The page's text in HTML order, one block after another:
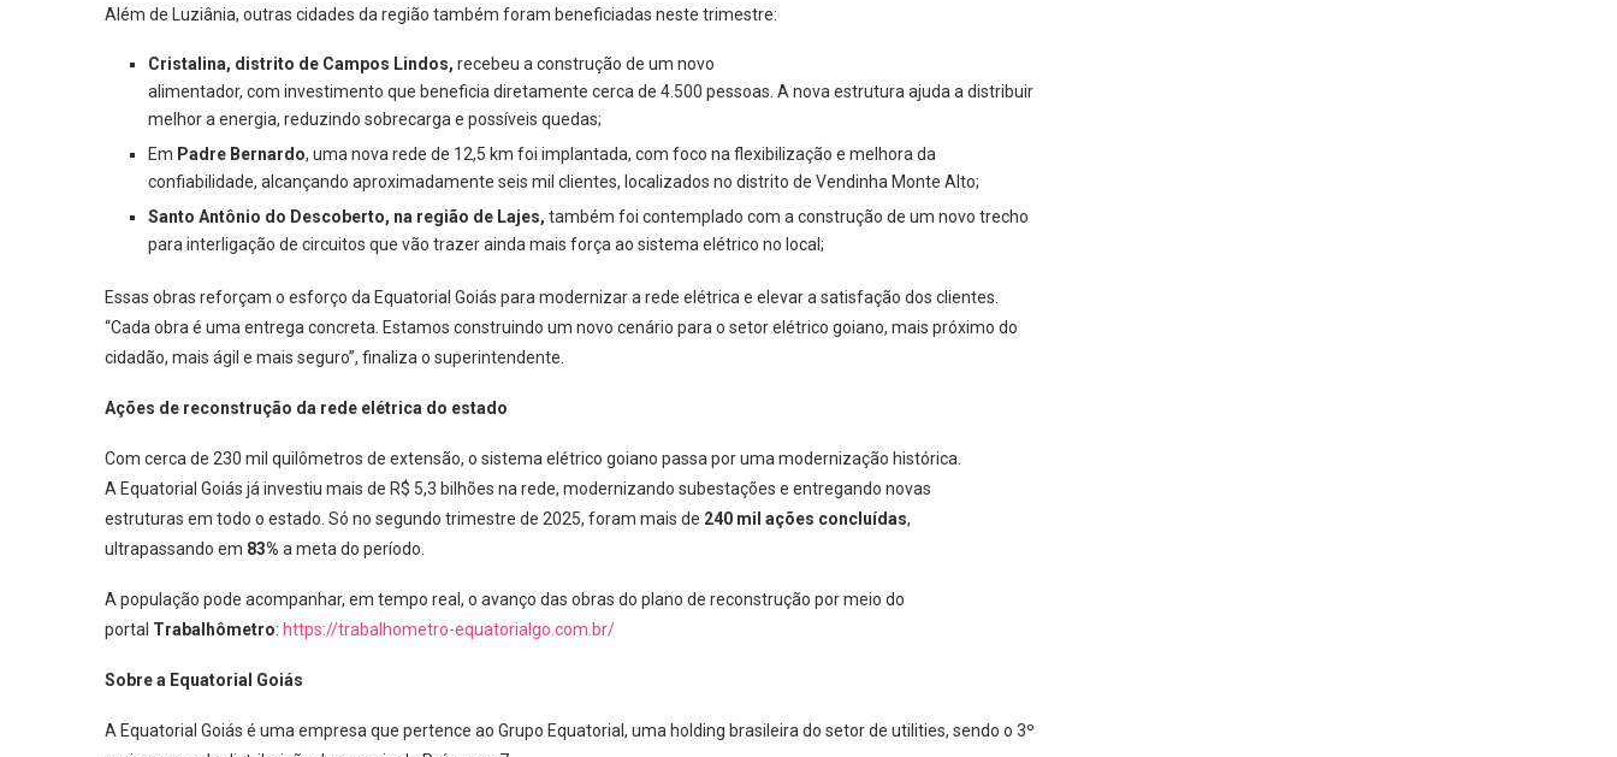
Além de Luziânia, outras cidades da região também foram beneficiadas neste trimestre:
Cristalina, distrito de Campos Lindos, recebeu a construção de um novo
alimentador, com investimento que beneficia diretamente cerca de 4.500 pessoas. A nova estrutura ajuda a distribuir
melhor a energia, reduzindo sobrecarga e possíveis quedas;
Em Padre Bernardo, uma nova rede de 12,5 km foi implantada, com foco na flexibilização e melhora da
confiabilidade, alcançando aproximadamente seis mil clientes, localizados no distrito de Vendinha Monte Alto;
Santo Antônio do Descoberto, na região de Lajes, também foi contemplado com a construção de um novo trecho
para interligação de circuitos que vão trazer ainda mais força ao sistema elétrico no local;
Essas obras reforçam o esforço da Equatorial Goiás para modernizar a rede elétrica e elevar a satisfação dos clientes.
“Cada obra é uma entrega concreta. Estamos construindo um novo cenário para o setor elétrico goiano, mais próximo do
cidadão, mais ágil e mais seguro”, finaliza o superintendente.
Ações de reconstrução da rede elétrica do estado
Com cerca de 230 mil quilômetros de extensão, o sistema elétrico goiano passa por uma modernização histórica.
A Equatorial Goiás já investiu mais de R$ 5,3 bilhões na rede, modernizando subestações e entregando novas
estruturas em todo o estado. Só no segundo trimestre de 2025, foram mais de 240 mil ações concluídas,
ultrapassando em 83% a meta do período.
A população pode acompanhar, em tempo real, o avanço das obras do plano de reconstrução por meio do
portal Trabalhômetro: https://trabalhometro-equatorialgo.com.br/
Sobre a Equatorial Goiás
A Equatorial Goiás é uma empresa que pertence ao Grupo Equatorial, uma holding brasileira do setor de utilities, sendo o 3º